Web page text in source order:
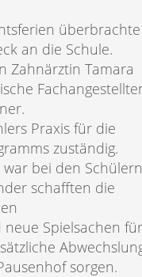
überbrachte
an die Schule.
Zahnärztin Tamara
Praxis für die
zuständig.
bei den Schülern
schafften die
Spielsachen für
sorgen.